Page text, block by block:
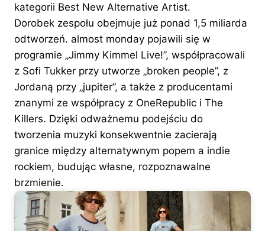
kategorii Best New Alternative Artist.
Dorobek zespołu obejmuje już ponad 1,5 miliarda
odtworzeń. almost monday pojawili się w
programie „Jimmy Kimmel Live!”, współpracowali
z Sofi Tukker przy utworze „broken people”, z
Jordaną przy „jupiter”, a także z producentami
znanymi ze współpracy z OneRepublic i The
Killers. Dzięki odważnemu podejściu do
tworzenia muzyki konsekwentnie zacierają
granice między alternatywnym popem a indie
rockiem, budując własne, rozpoznawalne
brzmienie.